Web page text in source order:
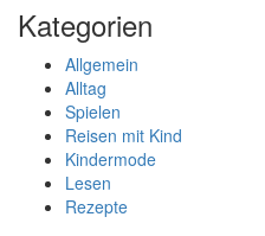
Kategorien
Allgemein
Alltag
Spielen
Reisen mit Kind
Kindermode
Lesen
Rezepte